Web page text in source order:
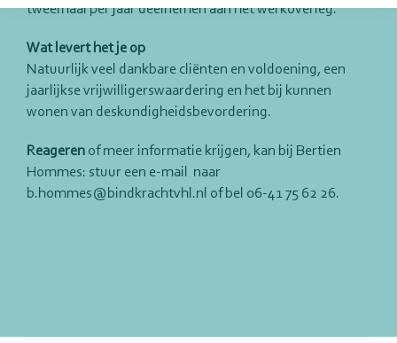
tweemaal per jaar deelnemen aan het werkoverleg.
Wat levert het je op
Natuurlijk veel dankbare cliënten en voldoening, een
jaarlijkse vrijwilligerswaardering en het bij kunnen
wonen van deskundigheidsbevordering.
Reageren of meer informatie krijgen, kan bij Bertien
Hommes: stuur een e-mail naar
b.hommes@bindkrachtvhl.nl of bel 06-41 75 62 26.